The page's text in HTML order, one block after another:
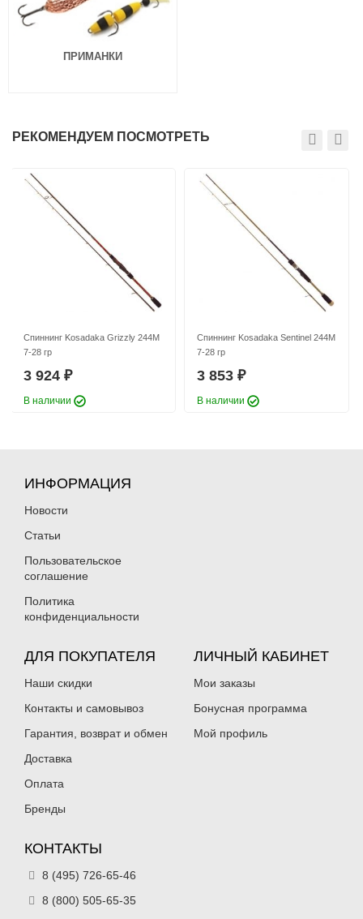
ПРИМАНКИ
РЕКОМЕНДУЕМ ПОСМОТРЕТЬ
Спиннинг Kosadaka Grizzly 244M
7-28 гр
3 924 ₽
В наличии
Спиннинг Kosadaka Sentinel 244M
7-28 гр
3 853 ₽
В наличии
ИНФОРМАЦИЯ
Новости
Статьи
Пользовательское
соглашение
Политика
конфиденциальности
ДЛЯ ПОКУПАТЕЛЯ
Наши скидки
Контакты и самовывоз
Гарантия, возврат и обмен
Доставка
Оплата
Бренды
ЛИЧНЫЙ КАБИНЕТ
Мои заказы
Бонусная программа
Мой профиль
КОНТАКТЫ
8 (495) 726-65-46
8 (800) 505-65-35